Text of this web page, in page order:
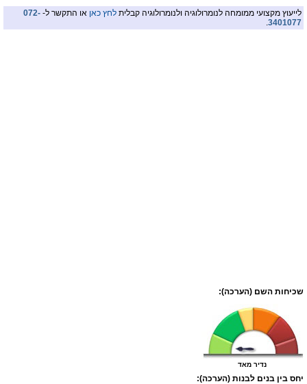
לייעוץ מקצועי ממומחה לנומרולוגיה ולנומרולוגיה קבלית לחץ כאן או התקשר ל- 072-
3401077
.
שכיחות השם (הערכה):
נדיר מאד
יחס בין בנים לבנות (הערכה):